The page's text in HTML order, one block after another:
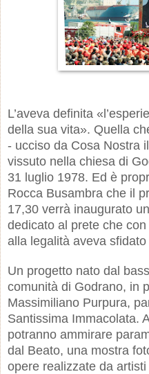
L’aveva definita
della sua vita». Quella
- ucciso da Cosa Nostra
vissuto nella chiesa di
31 luglio 1978. Ed è
Rocca Busambra che il
17,30 verrà inaugurato
dedicato al prete che
alla legalità aveva
Un progetto nato dal
comunità di Godrano, in
Massimiliano Purpura,
Santissima Immacolata.
potranno ammirare
dal Beato, una mostra
opere realizzate da